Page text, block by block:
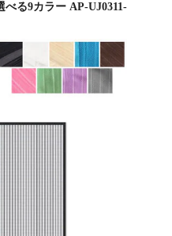
る9カラー AP-UJ0311-